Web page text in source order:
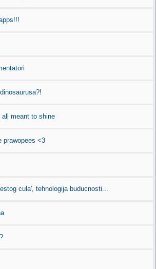
all meant to shine
prawopees <3
cula', tehnologija buducnosti...